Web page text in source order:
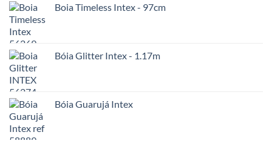
Boia Timeless Intex - 97cm
Bóia Glitter Intex - 1.17m
Bóia Guarujá Intex